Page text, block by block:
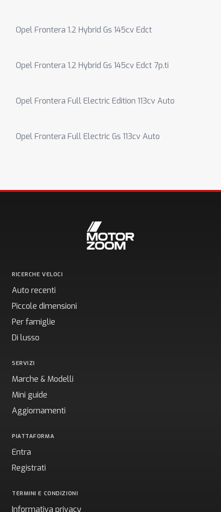
Opel Frontera 1.2 Hybrid Gs 145cv Edct
Opel Frontera 1.2 Hybrid Gs 145cv Edct 7p.ti
Opel Frontera Full Electric Edition 113cv Auto
Opel Frontera Full Electric Gs 113cv Auto
RICERCHE VELOCI
Auto recenti
Piccole dimensioni
Per famiglie
Di lusso
SERVIZI
Marche & Modelli
Mini guide
Aggiornamenti
PIATTAFORMA
Entra
Registrati
TERMINI E CONDIZIONI
Informativa privacy